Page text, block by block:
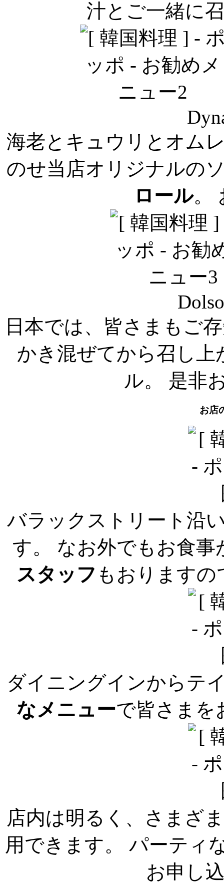
汁とご一緒に
海老とキュウリとオム
のせ当店オリジナルの
ロール。
日本では、皆さまもご
かき混ぜてから召し
ル。 是非
お店
バラックストリート沿
す。 なお外でもお食
スタッフ もおります
ダイニングインからテ
なメニューで皆さまを
店内は明るく、さまざ
用できます。 パーティ
お申し